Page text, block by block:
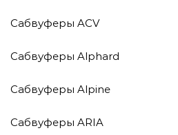
Сабвуферы ACV
Сабвуферы Alphard
Сабвуферы Alpine
Сабвуферы ARIA